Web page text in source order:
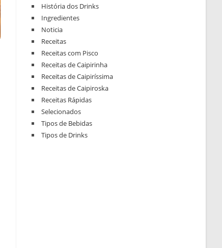
História dos Drinks
Ingredientes
Noticia
Receitas
Receitas com Pisco
Receitas de Caipirinha
Receitas de Caipiríssima
Receitas de Caipiroska
Receitas Rápidas
Selecionados
Tipos de Bebidas
Tipos de Drinks